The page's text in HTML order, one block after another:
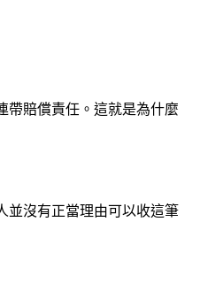
帶賠償責任。這就是為什麼
並沒有正當理由可以收這筆